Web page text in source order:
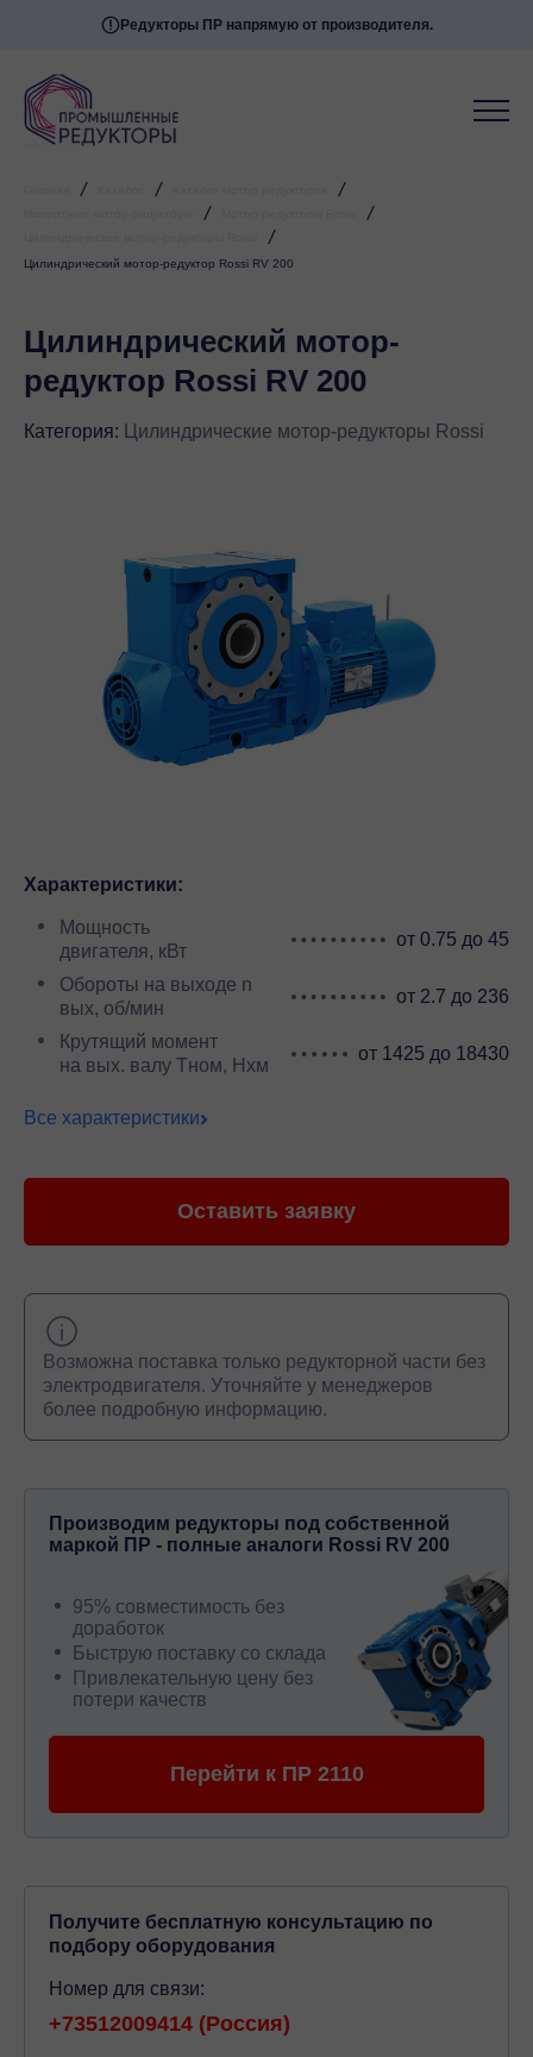
Редукторы ПР напрямую от производителя.
/ / /
/ /
/
Цилиндрический мотор-редуктор Rossi RV 200
Цилиндрический мотор-
редуктор Rossi RV 200
Категория: Цилиндрические мотор-редукторы Rossi
Характеристики:
Мощность
двигателя, кВт
от 0.75 до 45
Обороты на выходе n
вых, об/мин
от 2.7 до 236
Крутящий момент
на вых. валу Тном, Нхм
от 1425 до 18430
Все характеристики
Оставить заявку
Возможна поставка только редукторной части без
электродвигателя. Уточняйте у менеджеров
более подробную информацию.
Производим редукторы под собственной
маркой ПР - полные аналоги Rossi RV 200
95% совместимость без
доработок
Быструю поставку со склада
Привлекательную цену без
потери качеств
Перейти к ПР 2110
Получите бесплатную консультацию по
подбору оборудования
Номер для связи:
+73512009414 (Россия)